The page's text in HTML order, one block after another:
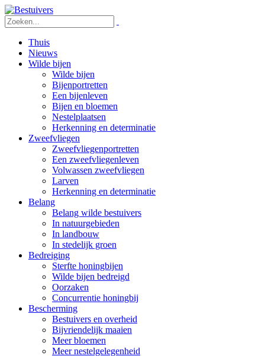
Thuis
Nieuws
Wilde bijen
Wilde bijen
Bijenportretten
Een bijenleven
Bijen en bloemen
Nestelplaatsen
Herkenning en determinatie
Zweefvliegen
Zweefvliegenportretten
Een zweefvliegenleven
Volwassen zweefvliegen
Larven
Herkenning en determinatie
Belang
Belang wilde bestuivers
In natuurgebieden
In landbouw
In stedelijk groen
Bedreiging
Sterfte honingbijen
Wilde bijen bedreigd
Oorzaken
Concurrentie honingbij
Bescherming
Bestuivers en overheid
Bijvriendelijk maaien
Meer bloemen
Meer nestelgelegenheid